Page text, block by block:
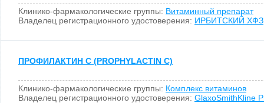
Клинико-фармакологические группы: Витаминный препарат
Владелец регистрационного удостоверения: ИРБИТСКИЙ
ПРОФИЛАКТИН С (PROPHYLACTIN C)
Клинико-фармакологические группы: Комплекс витаминов
Владелец регистрационного удостоверения: GlaxoSmithKline